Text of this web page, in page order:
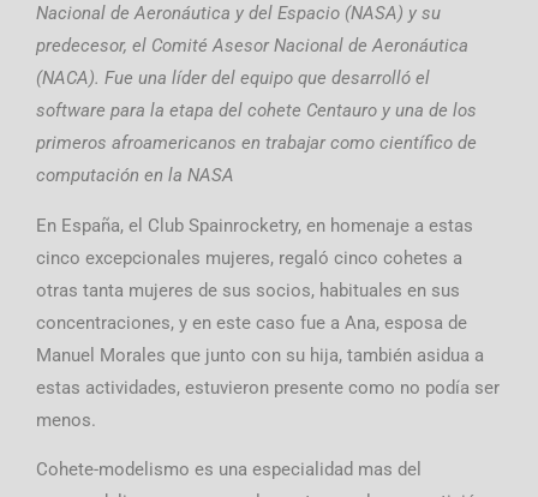
Nacional de Aeronáutica y del Espacio (NASA) y su
predecesor, el Comité Asesor Nacional de Aeronáutica
(NACA). Fue una líder del equipo que desarrolló el
software para la etapa del cohete Centauro y una de los
primeros afroamericanos en trabajar como científico de
computación en la NASA
En España, el Club Spainrocketry, en homenaje a estas
cinco excepcionales mujeres, regaló cinco cohetes a
otras tanta mujeres de sus socios, habituales en sus
concentraciones, y en este caso fue a Ana, esposa de
Manuel Morales que junto con su hija, también asidua a
estas actividades, estuvieron presente como no podía ser
menos.
Cohete-modelismo es una especialidad mas del